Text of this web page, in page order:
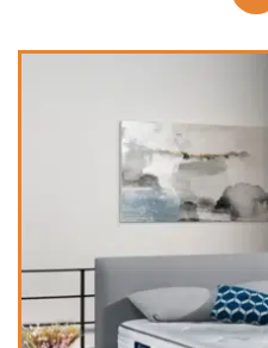
décoration